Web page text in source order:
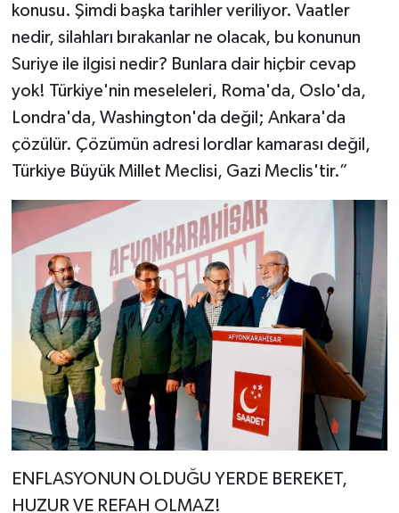
konusu. Şimdi başka tarihler veriliyor. Vaatler
nedir, silahları bırakanlar ne olacak, bu konunun
Suriye ile ilgisi nedir? Bunlara dair hiçbir cevap
yok! Türkiye'nin meseleleri, Roma'da, Oslo'da,
Londra'da, Washington'da değil; Ankara'da
çözülür. Çözümün adresi lordlar kamarası değil,
Türkiye Büyük Millet Meclisi, Gazi Meclis'tir.”
ENFLASYONUN OLDUĞU YERDE BEREKET,
HUZUR VE REFAH OLMAZ!